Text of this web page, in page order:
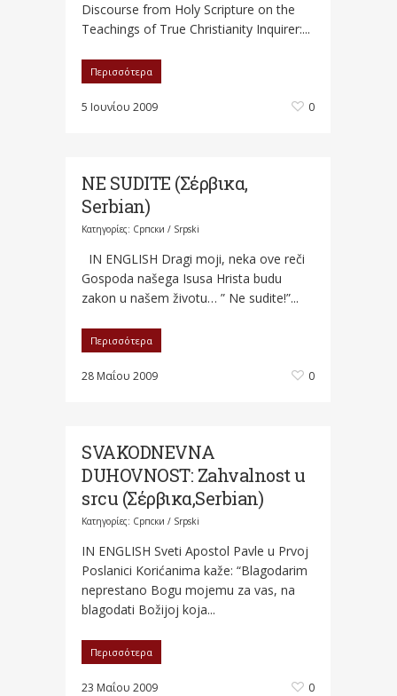
Discourse from Holy Scripture on the
Teachings of True Christianity Inquirer:...
Περισσότερα
5 Ιουνίου 2009 0
NE SUDITE (Σέρβικα,
Serbian)
Κατηγορίες: Српски / Srpski
IN ENGLISH Dragi moji, neka ove reči
Gospoda našega Isusa Hrista budu
zakon u našem životu… ” Ne sudite!”...
Περισσότερα
28 Μαΐου 2009 0
SVAKODNEVNA
DUHOVNOST: Zahvalnost u
srcu (Σέρβικα,Serbian)
Κατηγορίες: Српски / Srpski
IN ENGLISH Sveti Apostol Pavle u Prvoj
Poslanici Korićanima kaže: “Blagodarim
neprestano Bogu mojemu za vas, na
blagodati Božijoj koja...
Περισσότερα
23 Μαΐου 2009 0